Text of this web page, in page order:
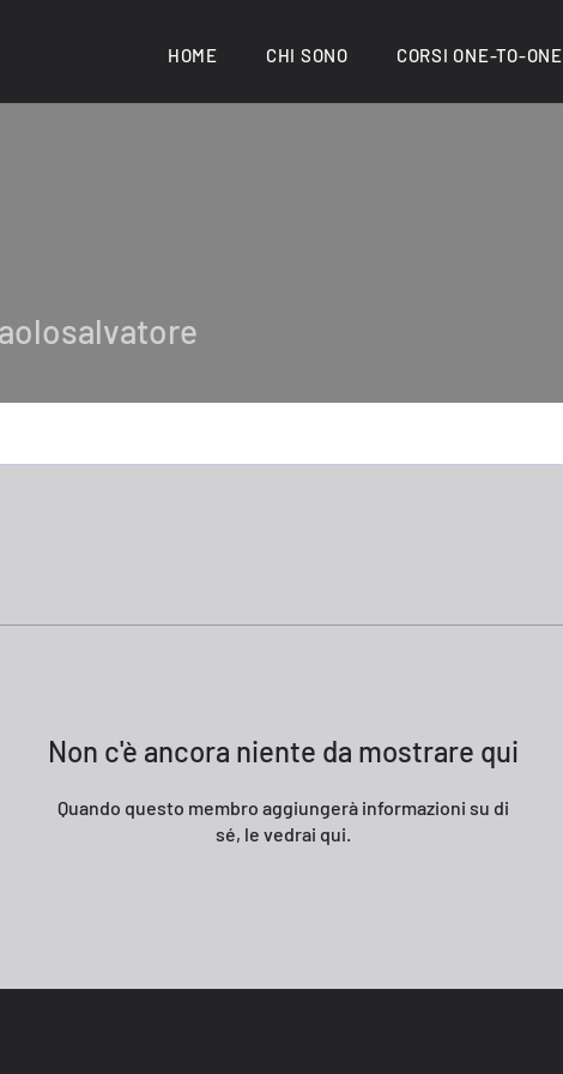
HOME CHI SONO CORSI ONE-TO-ONE
Non c'è ancora niente da mostrare qui
Quando questo membro aggiungerà informazioni su di
sé, le vedrai qui.